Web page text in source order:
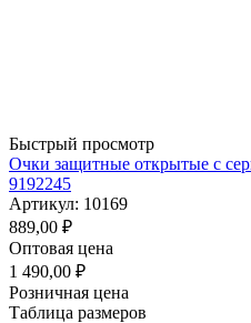
Быстрый просмотр
Очки защитные открытые с
9192245
Артикул: 10169
889,00 ₽
Оптовая цена
1 490,00 ₽
Розничная цена
Таблица размеров